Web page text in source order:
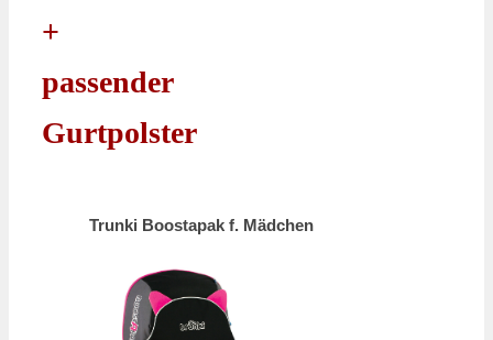
+
passender
Gurtpolster
Trunki Boostapak f. Mädchen